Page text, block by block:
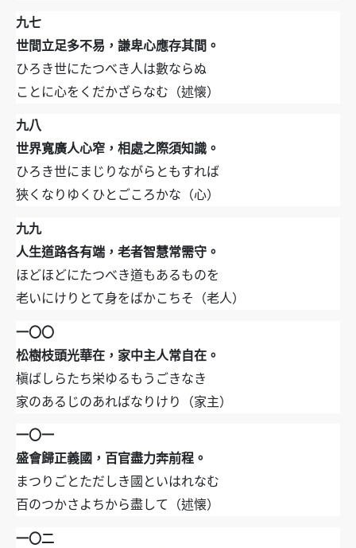
九七
世間立足多不易，謙卑心應存其間。
ひろき世にたつべき人は數ならぬ
ことに心をくだかざらなむ（述懐）
九八
世界寬廣人心窄，相處之際須知識。
ひろき世にまじりながらともすれば
狹くなりゆくひとごころかな（心）
九九
人生道路各有端，老者智慧常需守。
ほどほどにたつべき道もあるものを
老いにけりとて身をばかこちそ（老人）
一〇〇
松樹枝頭光華在，家中主人常自在。
槇ばしらたち栄ゆるもうごきなき
家のあるじのあればなりけり（家主）
一〇一
盛會歸正義國，百官盡力奔前程。
まつりごとただしき國といはれなむ
百のつかさよちから盡して（述懐）
一〇二